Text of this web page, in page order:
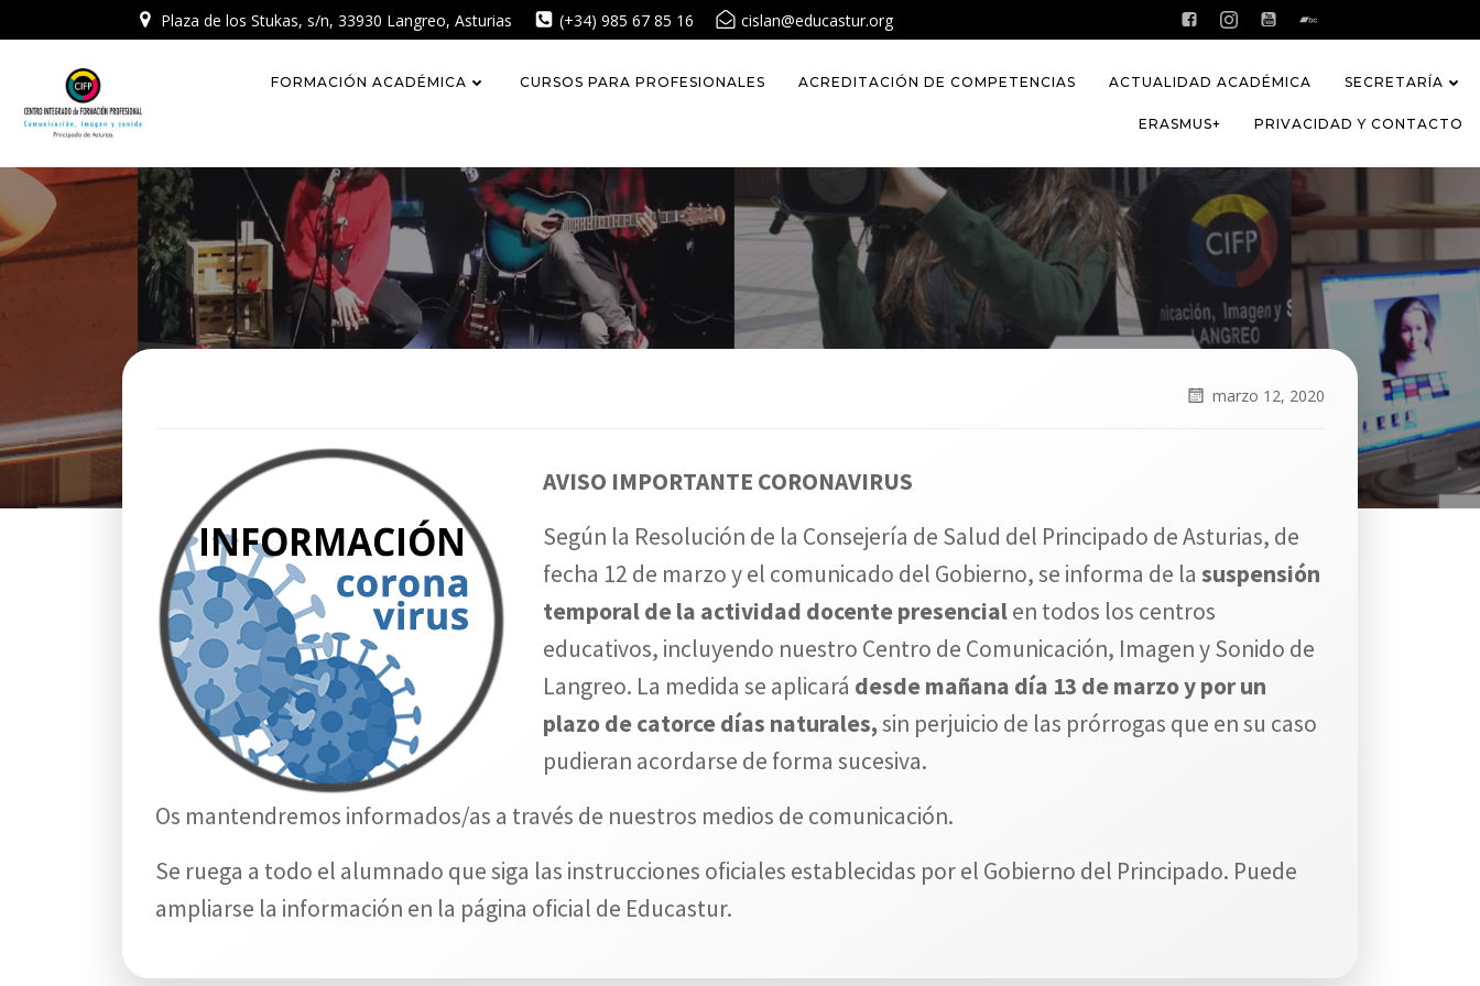
to
Plaza de los Stukas, s/n, 33930 Langreo, Asturias (+34) 985 67 85 16 cislan@educastur.org
FORMACIÓN ACADÉMICA CURSOS PARA PROFESIONALES ACREDITACIÓN DE COMPETENCIAS ACTUALIDAD ACADÉMICA SECRETARÍA
ERASMUS+ PRIVACIDAD Y CONTACTO
marzo 12, 2020
AVISO IMPORTANTE CORONAVIRUS
Según la Resolución de la Consejería de Salud del Principado de Asturias, de
fecha 12 de marzo y el comunicado del Gobierno, se informa de la suspensión
temporal de la actividad docente presencialen todos los centros
educativos, incluyendo nuestro Centro de Comunicación, Imagen y Sonido de
Langreo. La medida se aplicará desde mañana día 13 de marzo y por un
plazo de catorce días naturales,sin perjuicio de las prórrogas que en su caso
pudieran acordarse de forma sucesiva.
Os mantendremos informados/as a través de nuestros medios de comunicación.
Se ruega a todo el alumnado que siga las instrucciones oficiales establecidas por el Gobierno del Principado. Puede
ampliarse la información en la página oficial de Educastur.